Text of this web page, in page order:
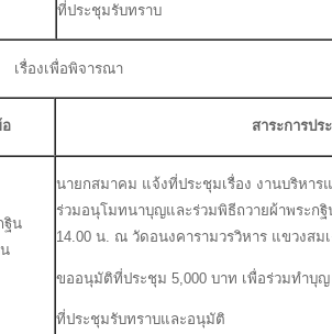
ที่ประชุมรับทราบ
รื่องเพื่อพิจารณา
สาระการป
ฐิน
นายกสมาคม แจ้งที่ประชุมเรื่อง งานบริหา
ร่วมอนุโมทนาบุญและร่วมพิธีถวายผ้าพระก
14.00 น. ณ วัดอนงคารามวรวิหาร แขวงส
ขออนุมัติที่ประชุม 5,000 บาท เพื่อร่วมทำบุญ
ที่ประชุมรับทราบและอนุมัติ